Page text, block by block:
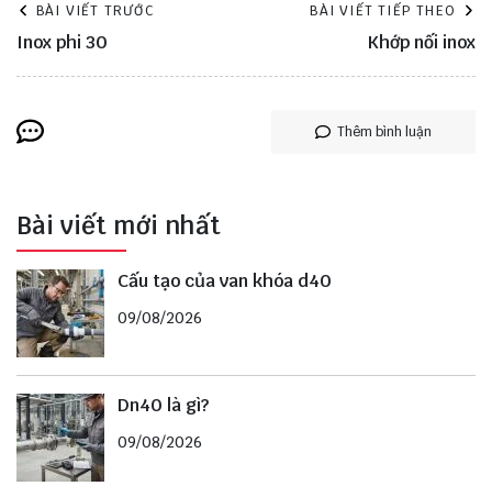
BÀI VIẾT TRƯỚC
Inox phi 30
BÀI VIẾT TIẾP THEO
Khớp nối inox
Thêm bình luận
Bài viết mới nhất
Cấu tạo của van khóa d40
09/08/2026
Dn40 là gì?
09/08/2026